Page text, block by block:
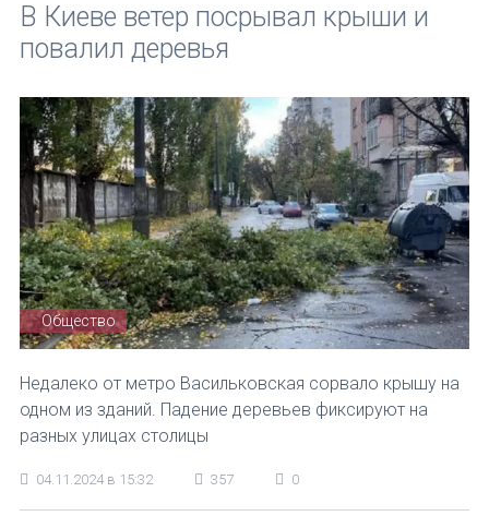
В Киеве ветер посрывал крыши и
повалил деревья
Общество
Недалеко от метро Васильковская сорвало крышу на
одном из зданий. Падение деревьев фиксируют на
разных улицах столицы
04.11.2024 в 15:32 357 0